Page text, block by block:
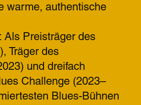
warme, authentische
Als Preisträger des
Träger des
und dreifach
Challenge (2023–
Blues-Bühnen